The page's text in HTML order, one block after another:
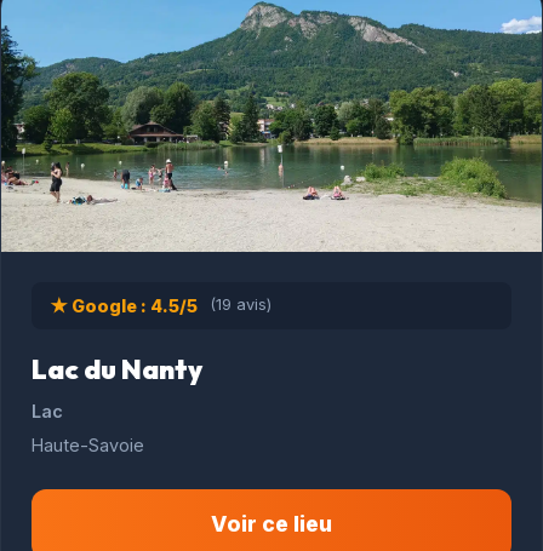
★ Google : 4.5/5 (19 avis)
Lac du Nanty
Lac
Haute-Savoie
Voir ce lieu